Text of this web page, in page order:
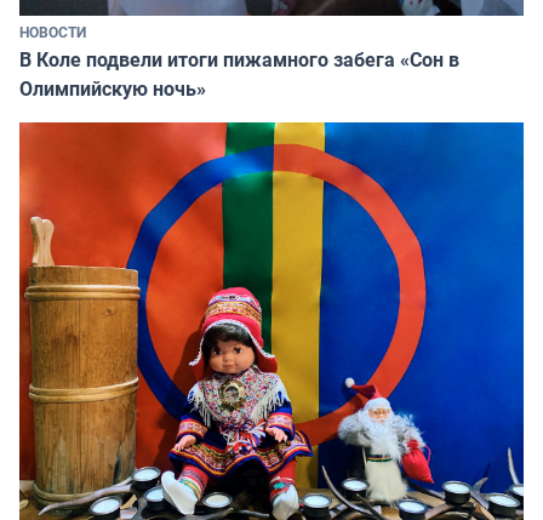
НОВОСТИ
В Коле подвели итоги пижамного забега «Сон в
Олимпийскую ночь»